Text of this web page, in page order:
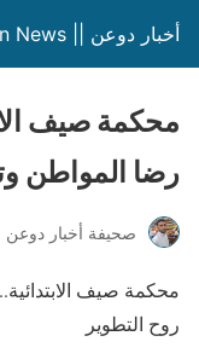
أخبار دوعن || Doan News
محكمة صيف
رضا المواطن
صحيفة أخبار دوعن
محكمة صيف
روح التطوير